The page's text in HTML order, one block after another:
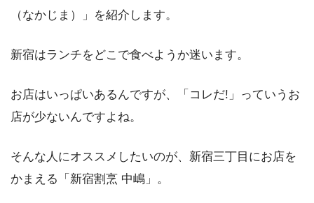
（なかじま）」を紹介します。
新宿はランチをどこで食べようか迷います。
お店はいっぱいあるんですが、「コレだ!」っていうお
店が少ないんですよね。
そんな人にオススメしたいのが、新宿三丁目にお店を
かまえる「新宿割烹 中嶋」。